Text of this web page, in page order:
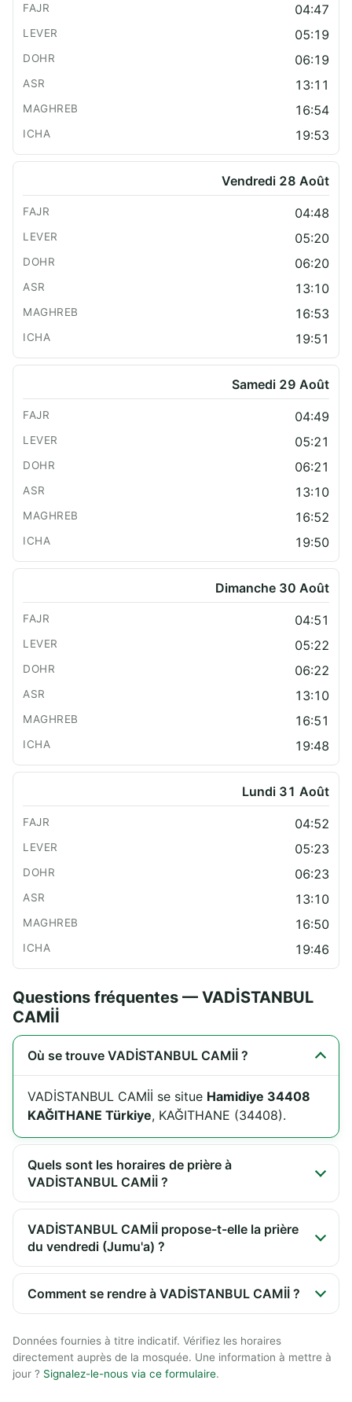
04:47
05:19
06:19
13:11
16:54
19:53
Vendredi 28 Août
04:48
05:20
06:20
13:10
16:53
19:51
Samedi 29 Août
04:49
05:21
06:21
13:10
16:52
19:50
Dimanche 30 Août
04:51
05:22
06:22
13:10
16:51
19:48
Lundi 31 Août
04:52
05:23
06:23
13:10
16:50
19:46
Questions fréquentes — VADİSTANBUL
CAMİİ
Où se trouve VADİSTANBUL CAMİİ ?
VADİSTANBUL CAMİİ se situe Hamidiye 34408
KAĞITHANE Türkiye, KAĞITHANE (34408).
Quels sont les horaires de prière à
VADİSTANBUL CAMİİ ?
VADİSTANBUL CAMİİ propose-t-elle la prière
du vendredi (Jumu'a) ?
Comment se rendre à VADİSTANBUL CAMİİ ?
Données fournies à titre indicatif. Vérifiez les horaires
directement auprès de la mosquée. Une information à mettre à
jour ? Signalez-le-nous via ce formulaire.